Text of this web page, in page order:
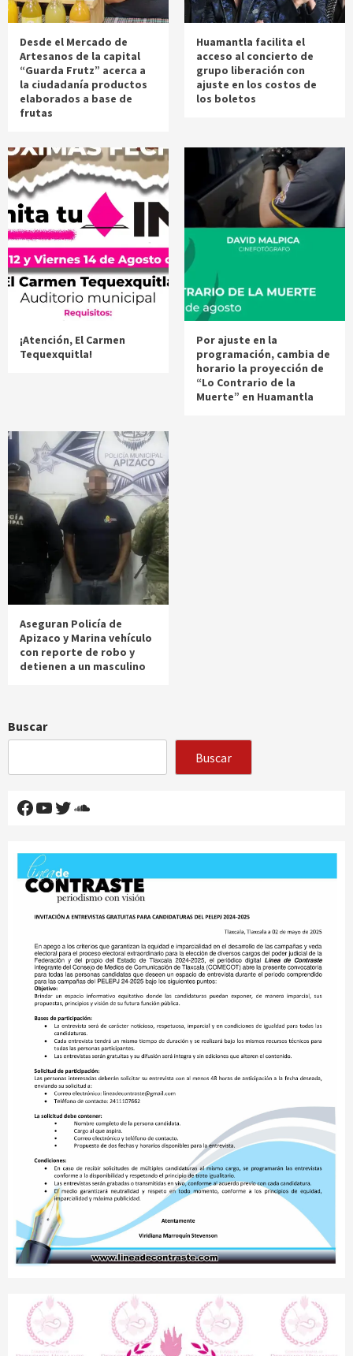
Desde el Mercado de
Artesanos de la capital
“Guarda Frutz” acerca a
la ciudadanía productos
elaborados a base de
frutas
Huamantla facilita el
acceso al concierto de
grupo liberación con
ajuste en los costos de
los boletos
¡Atención, El Carmen
Tequexquitla!
Por ajuste en la
programación, cambia de
horario la proyección de
“Lo Contrario de la
Muerte” en Huamantla
Aseguran Policía de
Apizaco y Marina vehículo
con reporte de robo y
detienen a un masculino
Buscar
Buscar
Facebook
YouTube
Twitter
SoundCloud